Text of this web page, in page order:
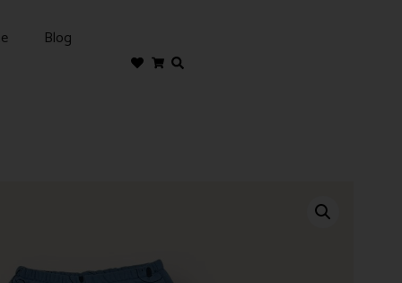
Blog